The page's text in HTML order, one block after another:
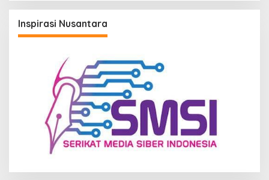
Inspirasi Nusantara